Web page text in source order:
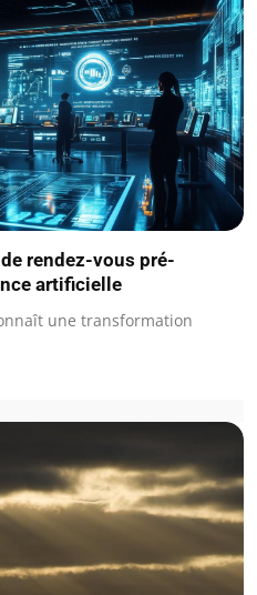
rendez-vous pré-
artificielle
une transformation